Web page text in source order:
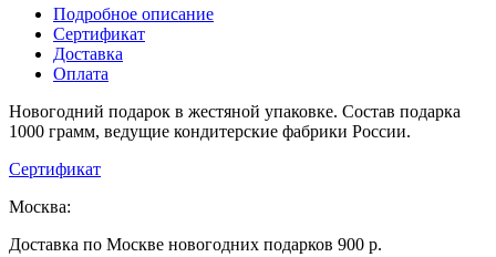
Подробное описание
Сертификат
Доставка
Оплата
Новогодний подарок в жестяной упаковке. Состав подарка
1000 грамм, ведущие кондитерские фабрики России.
Сертификат
Москва:
Доставка по Москве новогодних подарков 900 р.